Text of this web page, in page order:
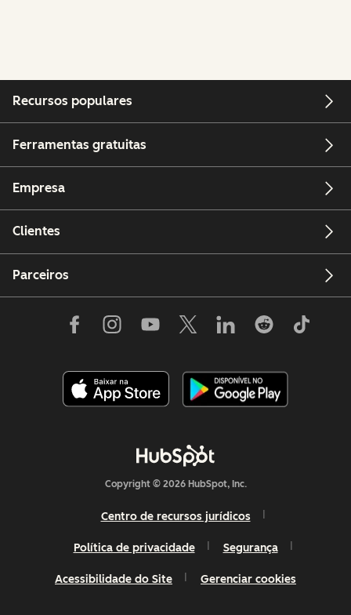
Recursos populares
Ferramentas gratuitas
Empresa
Clientes
Parceiros
Copyright © 2026 HubSpot, Inc.
Centro de recursos jurídicos
Política de privacidade Segurança
Acessibilidade do Site Gerenciar cookies